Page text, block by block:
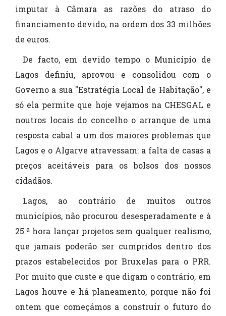
imputar à Câmara as razões do atraso do
financiamento devido, na ordem dos 33 milhões
de euros.
De facto, em devido tempo o Município de
Lagos definiu, aprovou e consolidou com o
Governo a sua "Estratégia Local de Habitação", e
só ela permite que hoje vejamos na CHESGAL e
noutros locais do concelho o arranque de uma
resposta cabal a um dos maiores problemas que
Lagos e o Algarve atravessam: a falta de casas a
preços aceitáveis para os bolsos dos nossos
cidadãos.
Lagos, ao contrário de muitos outros
municípios, não procurou desesperadamente e à
25.ª hora lançar projetos sem qualquer realismo,
que jamais poderão ser cumpridos dentro dos
prazos estabelecidos por Bruxelas para o PRR.
Por muito que custe e que digam o contrário, em
Lagos houve e há planeamento, porque não foi
ontem que começámos a construir o futuro do